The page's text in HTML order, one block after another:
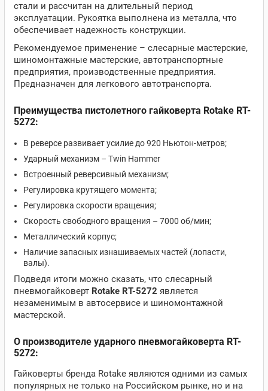
стали и рассчитан на длительный период
эксплуатации. Рукоятка выполнена из металла, что
обеспечивает надежность конструкции.
Рекомендуемое применение – слесарные мастерские,
шиномонтажные мастерские, автотранспортные
предприятия, производственные предприятия.
Предназначен для легкового автотранспорта.
Преимущества пистолетного гайковерта Rotake RT-
5272:
В реверсе развивает усилие до 920 Ньютон-метров;
Ударный механизм – Twin Hammer
Встроенный реверсивный механизм;
Регулировка крутящего момента;
Регулировка скорости вращения;
Скорость свободного вращения – 7000 об/мин;
Металлический корпус;
Наличие запасных изнашиваемых частей (лопасти,
валы).
Подведя итоги можно сказать, что слесарный
пневмогайковерт Rotake RT-5272 является
незаменимым в автосервисе и шиномонтажной
мастерской.
О производителе ударного пневмогайковерта RT-
5272:
Гайковерты бренда Rotake являются одними из самых
популярных не только на Российском рынке, но и на